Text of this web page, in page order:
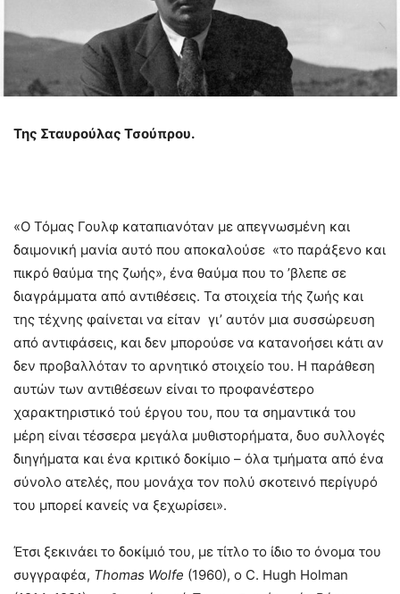
Της Σταυρούλας Τσούπρου.
«Ο Τόμας Γουλφ καταπιανόταν με απεγνωσμένη και
δαιμονική μανία αυτό που αποκαλούσε «το παράξενο και
πικρό θαύμα της ζωής», ένα θαύμα που το ’βλεπε σε
διαγράμματα από αντιθέσεις. Τα στοιχεία τής ζωής και
της τέχνης φαίνεται να είταν γι’ αυτόν μια συσσώρευση
από αντιφάσεις, και δεν μπορούσε να κατανοήσει κάτι αν
δεν προβαλλόταν το αρνητικό στοιχείο του. Η παράθεση
αυτών των αντιθέσεων είναι το προφανέστερο
χαρακτηριστικό τού έργου του, που τα σημαντικά του
μέρη είναι τέσσερα μεγάλα μυθιστορήματα, δυο συλλογές
διηγήματα και ένα κριτικό δοκίμιο – όλα τμήματα από ένα
σύνολο ατελές, που μονάχα τον πολύ σκοτεινό περίγυρό
του μπορεί κανείς να ξεχωρίσει».
Έτσι ξεκινάει το δοκίμιό του, με τίτλο το ίδιο το όνομα του
συγγραφέα, Thomas Wolfe (1960), ο C. Hugh Holman